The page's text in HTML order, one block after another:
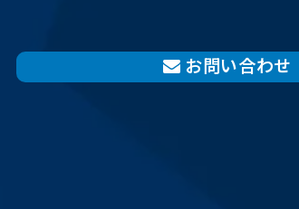
お問い合わせ